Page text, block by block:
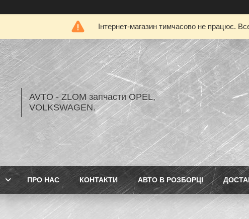
Інтернет-магазин тимчасово не працює.
AVTO - ZLOM запчасти OPEL,
VOLKSWAGEN.
ПРО НАС КОНТАКТИ АВТО В РОЗБОРЦІ